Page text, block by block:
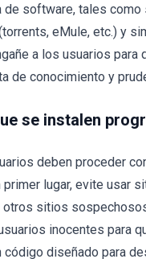
software, tales
eMule, etc.) y
a los usuarios
de conocimiento y
se instalen
deben proceder
lugar, evite usar
otros sitios
inocentes para
diseñado para